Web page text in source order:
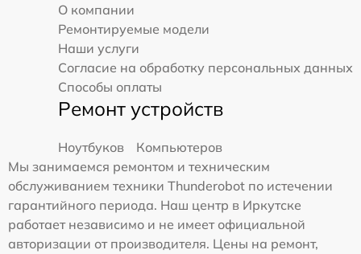
О компании
Ремонтируемые модели
Наши услуги
Согласие на обработку персональных данных
Способы оплаты
Ремонт устройств
Ноутбуков
Компьютеров
Мы занимаемся ремонтом и техническим
обслуживанием техники Thunderobot по истечении
гарантийного периода. Наш центр в Иркутске
работает независимо и не имеет официальной
авторизации от производителя. Цены на ремонт,